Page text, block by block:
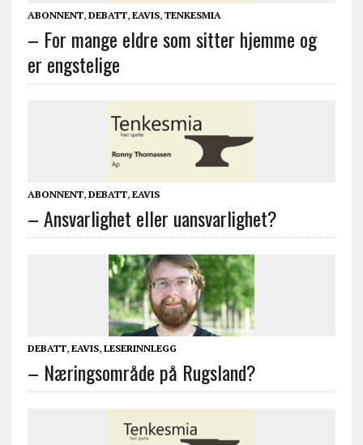
ABONNENT, DEBATT, EAVIS, TENKESMIA
– For mange eldre som sitter hjemme og
er engstelige
ABONNENT, DEBATT, EAVIS
– Ansvarlighet eller uansvarlighet?
DEBATT, EAVIS, LESERINNLEGG
– Næringsområde på Rugsland?